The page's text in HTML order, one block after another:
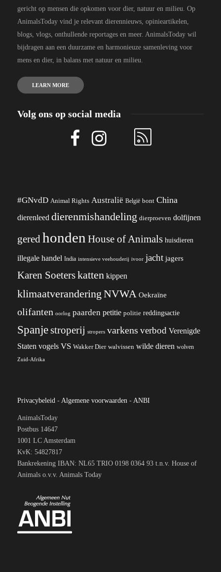
gericht op mensen die opkomen voor dier, natuur en milieu. Op
AnimalsToday vind je relevant dierennieuws, opinieartikelen,
blogs, vlogs, onthullende reportages en meer. AnimalsToday wil
bijdragen aan een duurzame en harmonieuze samenleving voor
mens en dier, in balans met natuur en milieu.
LEARN MORE
Volg ons op social media
#GNvdD Animal Rights Australië België bont China
dierenleed dierenmishandeling dierproeven dolfijnen
gered honden House of Animals huisdieren
illegale handel India intensieve veehouderij ivoor jacht jagers
Karen Soeterskatten kippen
klimaatverandering NVWA Oekraïne
olifanten oorlog paarden petitie politie reddingsactie
Spanjestroperij stropers varkens verbod Verenigde
Staten vogels VS Wakker Dier walvissen wilde dieren wolven
Zuid-Afrika
Privacybeleid - Algemene voorwaarden - ANBI
AnimalsToday
Postbus 14647
1001 LC Amsterdam
KvK: 54827817
Bankrekening IBAN: NL65 TRIO 0198 0364 93 t.n.v. House of
Animals o.v.v. Animals Today